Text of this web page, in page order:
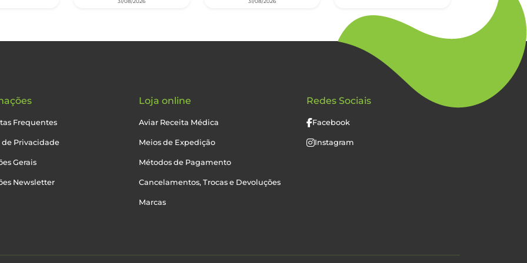
Frequentes
Privacidade
Gerais
Newsletter
Loja online
Aviar Receita Médica
Meios de Expedição
Métodos de Pagamento
Cancelamentos, Trocas e Devoluções
Marcas
Redes Sociais
Facebook
Instagram